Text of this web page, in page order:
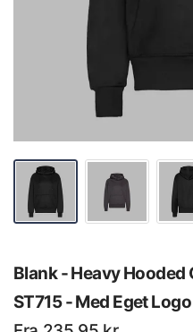
Blank - Heavy
ST715 - Med Eget Logo